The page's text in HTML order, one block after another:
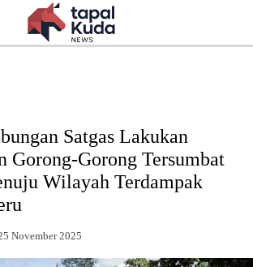
Satgas Lakukan
Gorong-Gorong Tersumbat
Wilayah Terdampak
November 2025